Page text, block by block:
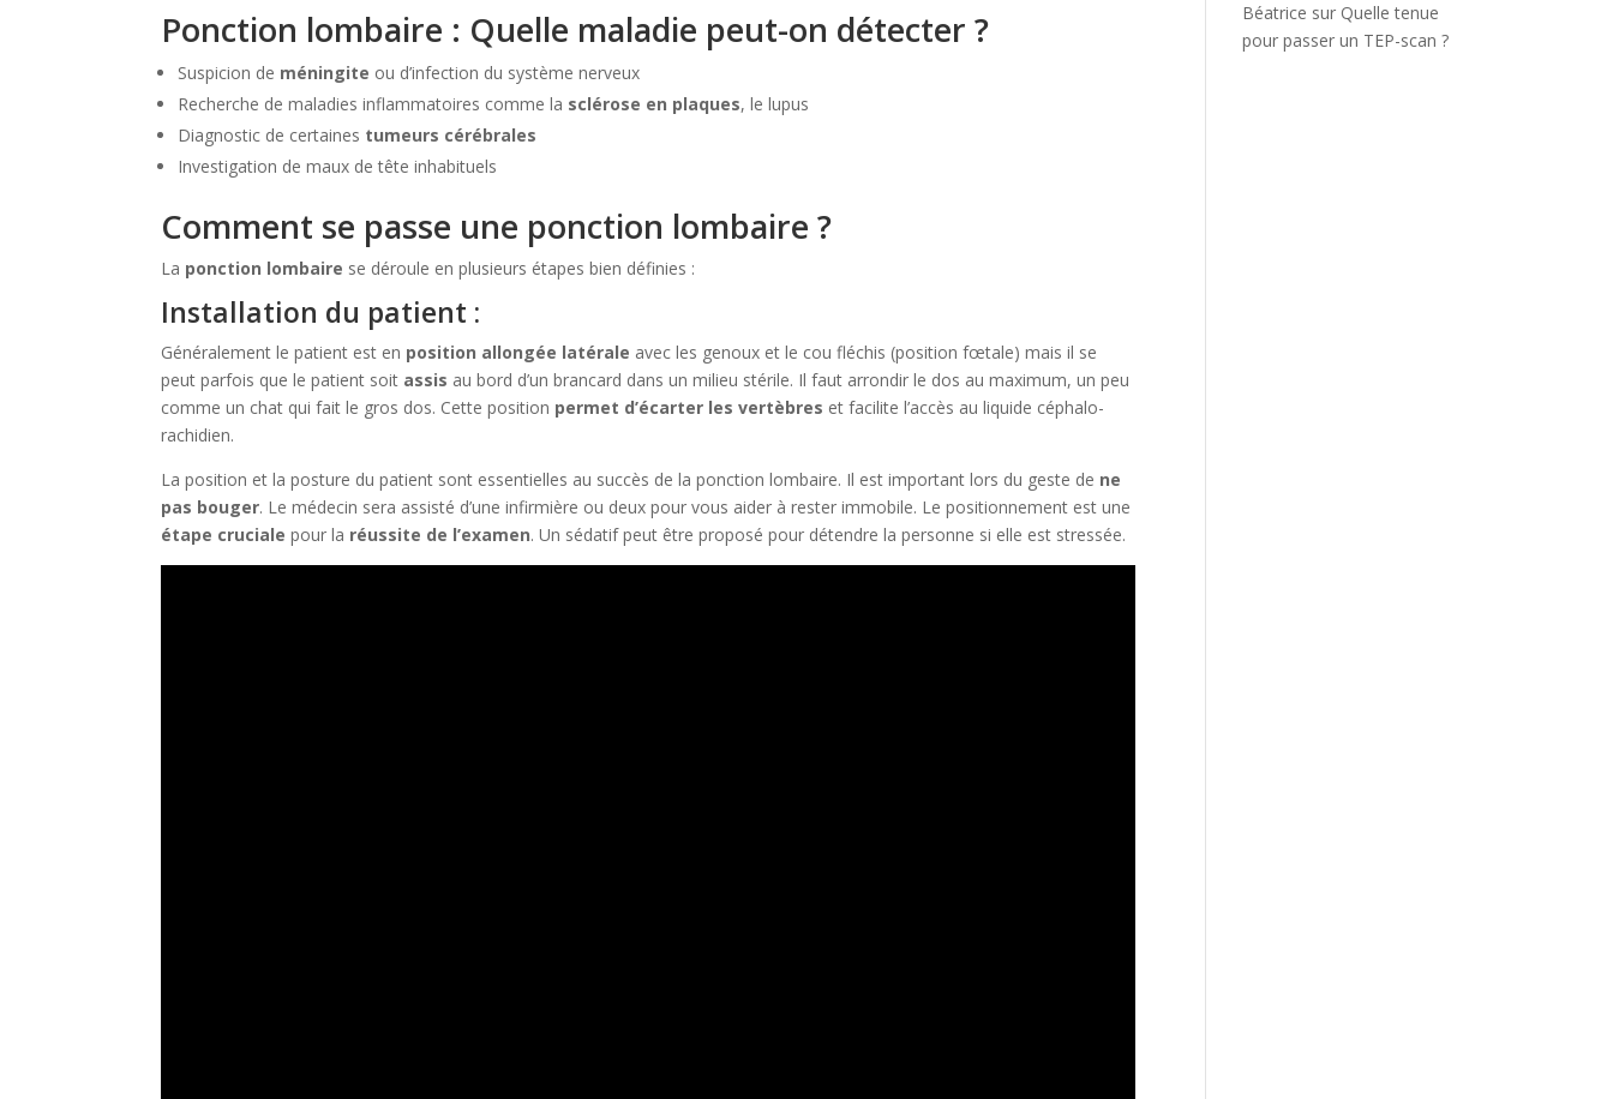
Ponction lombaire : Quelle maladie peut-on détecter ?
Suspicion de méningite ou d’infection du système nerveux
Recherche de maladies inflammatoires comme la sclérose en plaques, le lupus
Diagnostic de certaines tumeurs cérébrales
Investigation de maux de tête inhabituels
Comment se passe une ponction lombaire ?
La ponction lombaire se déroule en plusieurs étapes bien définies :
Installation du patient :
Généralement le patient est en position allongée latérale avec les genoux et le cou fléchis (position fœtale) mais il se
peut parfois que le patient soit assis au bord d’un brancard dans un milieu stérile. Il faut arrondir le dos au maximum, un peu
comme un chat qui fait le gros dos. Cette position permet d’écarter les vertèbres et facilite l’accès au liquide céphalo-
rachidien.
La position et la posture du patient sont essentielles au succès de la ponction lombaire. Il est important lors du geste de ne
pas bouger. Le médecin sera assisté d’une infirmière ou deux pour vous aider à rester immobile. Le positionnement est une
étape cruciale pour la réussite de l’examen. Un sédatif peut être proposé pour détendre la personne si elle est stressée.
Béatrice sur Quelle tenue
pour passer un TEP-scan ?